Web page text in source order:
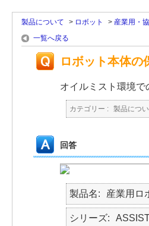
製品について > ロボット > 産業用・
一覧へ戻る
ロボット本体の
オイルミスト環境
カテゴリー : 製品につ
回答
製品名 産業用ロ
シリーズ